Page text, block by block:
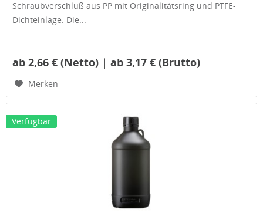
Schraubverschluß aus PP mit Originalitätsring und PTFE-
Dichteinlage. Die...
ab 2,66 € (Netto) | ab 3,17 € (Brutto)
Merken
Verfügbar